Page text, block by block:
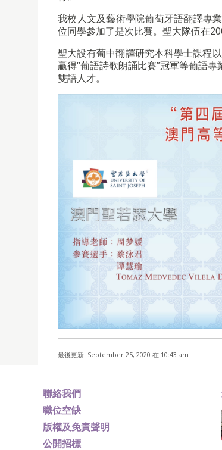
我校人文及藝術學院葡萄牙語翻譯專
位同學參加了是次比賽。聖大隊伍在
聖大設有葡中翻譯研究本科學士課程
贏得“葡語詩歌朗誦比賽”冠軍等葡語
雙語人才。
最後更新: September 25, 2020 在 10:43 am
聯絡我們
職位空缺
版權及免責聲明
公開招標